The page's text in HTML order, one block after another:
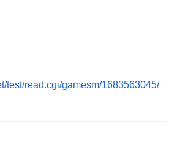
test/read.cgi/gamesm/1683563045/